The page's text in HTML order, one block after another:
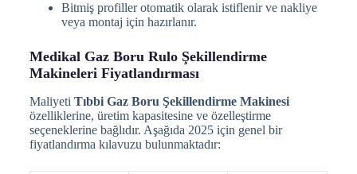
Bitmiş profiller otomatik olarak istiflenir ve nakliye
veya montaj için hazırlanır.
Medikal Gaz Boru Rulo Şekillendirme
Makineleri Fiyatlandırması
Maliyeti Tıbbi Gaz Boru Şekillendirme Makinesi
özelliklerine, üretim kapasitesine ve özelleştirme
seçeneklerine bağlıdır. Aşağıda 2025 için genel bir
fiyatlandırma kılavuzu bulunmaktadır: